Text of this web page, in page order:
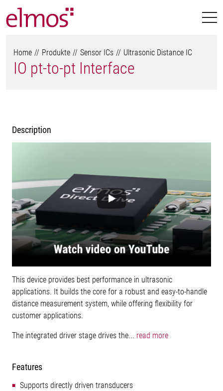
Home Produkte Sensor ICs Ultrasonic Distance IC
IO pt-to-pt Interface
Description
This device provides best performance in ultrasonic
applications. It builds the core for a robust and easy-to-handle
distance measurement system, while offering flexibility for
customer applications.
The integrated driver stage drives the... read more
Features
Supports directly driven transducers